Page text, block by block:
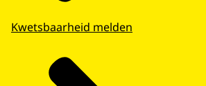
Kwetsbaarheid melden